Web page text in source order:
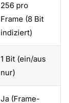
256 pro
Frame (8 Bit
indiziert)
1 Bit (ein/aus
nur)
Ja (Frame-